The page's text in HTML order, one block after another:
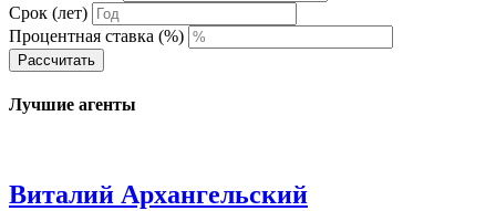
Срок (лет)
Процентная ставка (%)
Рассчитать
Лучшие агенты
Виталий Архангельский